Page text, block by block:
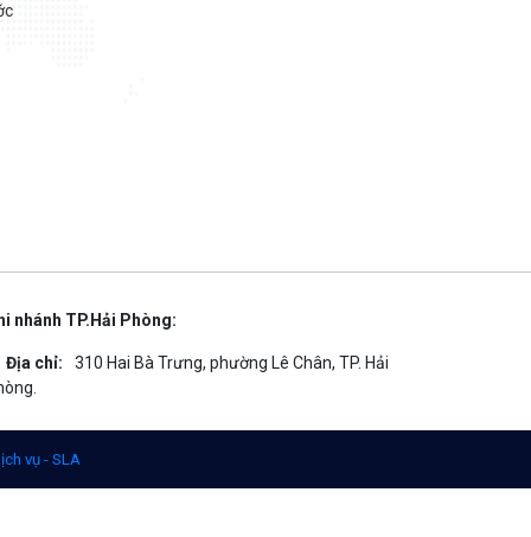
nhánh TP.Hải Phòng:
Địa chỉ:
310 Hai Bà Trưng, phường Lê Chân, TP. Hải
vụ - SLA